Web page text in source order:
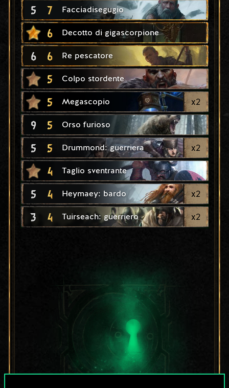
5 7 Facciadisegugio
6 Decotto di gigascorpione
6 6 Re pescatore
5 Colpo stordente
5 Megascopio x2
9 5 Orso furioso
5 5 Drummond: guerriera x2
4 Taglio sventrante
5 4 Heymaey: bardo x2
3 4 Tuirseach: guerriero x2